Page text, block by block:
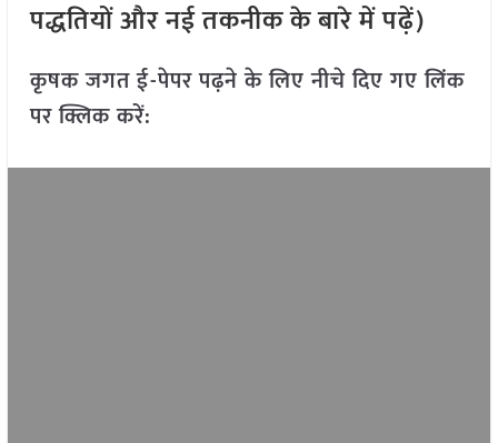
पद्धतियों और नई तकनीक के बारे में पढ़ें)
कृषक जगत ई-पेपर पढ़ने के लिए नीचे दिए गए लिंक
पर क्लिक करें: